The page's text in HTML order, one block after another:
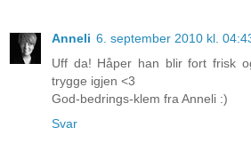
Anneli 6. september 2010 kl.
Uff da! Håper han blir fort frisk
trygge igjen <3
God-bedrings-klem fra Anneli :)
Svar